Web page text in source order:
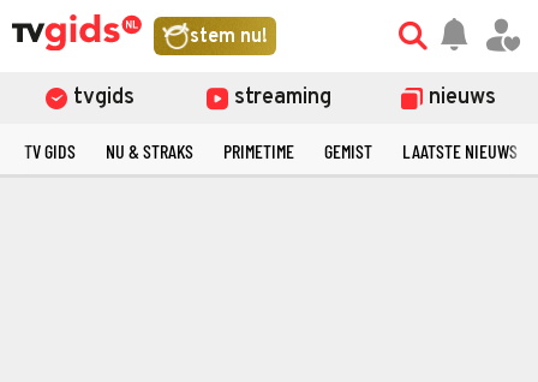
stem nu!
tvgids streaming nieuws
TV GIDS NU & STRAKS PRIMETIME GEMIST LAATSTE NIEUWS